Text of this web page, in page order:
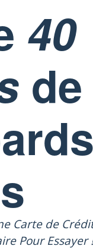
40
de
Carte de
Pour Essayer !